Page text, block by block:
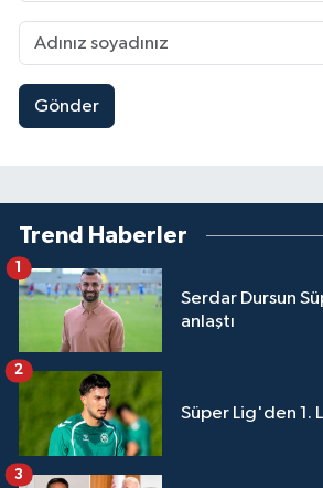
Gönder
Trend Haberler
Serdar Dursun
anlaştı
1
Süper Lig'den 1.
2
3